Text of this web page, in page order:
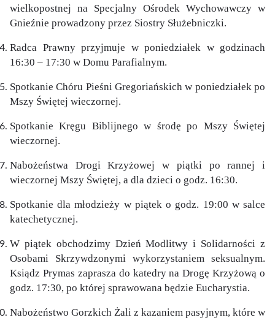
wielkopostnej na Specjalny Ośrodek Wychowawczy w
Gnieźnie prowadzony przez Siostry Służebniczki.
Radca Prawny przyjmuje w poniedziałek w godzinach
16:30 – 17:30 w Domu Parafialnym.
Spotkanie Chóru Pieśni Gregoriańskich w poniedziałek po
Mszy Świętej wieczornej.
Spotkanie Kręgu Biblijnego w środę po Mszy Świętej
wieczornej.
Nabożeństwa Drogi Krzyżowej w piątki po rannej i
wieczornej Mszy Świętej, a dla dzieci o godz. 16:30.
Spotkanie dla młodzieży w piątek o godz. 19:00 w salce
katechetycznej.
W piątek obchodzimy Dzień Modlitwy i Solidarności z
Osobami Skrzywdzonymi wykorzystaniem seksualnym.
Ksiądz Prymas zaprasza do katedry na Drogę Krzyżową o
godz. 17:30, po której sprawowana będzie Eucharystia.
Nabożeństwo Gorzkich Żali z kazaniem pasyjnym, które w